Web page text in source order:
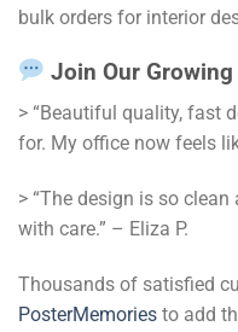
bulk orders for interior
Join Our
> “Beautiful quality, fast
for. My office now feels
> “The design is so
with care.” – Eliza P.
Thousands of satisfied
PosterMemories to add